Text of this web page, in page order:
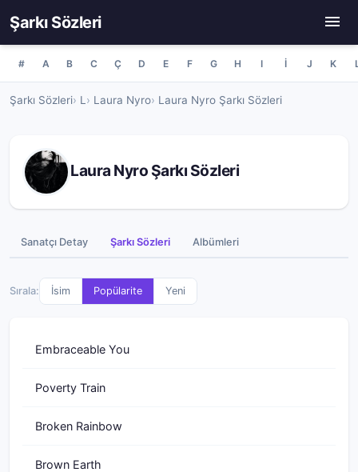
Şarkı Sözleri
# A B C Ç D E F G H I İ J K
Şarkı Sözleri L Laura Nyro Laura Nyro Şarkı Sözleri
Laura Nyro Şarkı Sözleri
Sanatçı Detay Şarkı Sözleri Albümleri
Sırala: İsim Popülarite Yeni
Embraceable You
Poverty Train
Broken Rainbow
Brown Earth